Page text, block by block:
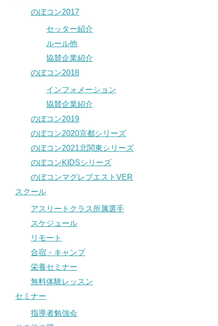
のぼコン2017
セッター紹介
ルール他
協賛企業紹介
のぼコン2018
インフォメーション
協賛企業紹介
のぼコン2019
のぼコン2020京都シリーズ
のぼコン2021北関東シリーズ
のぼコンKIDSシリーズ
のぼコンマグレブエストVER
スクール
アスリートクラス所属選手
スケジュール
リモート
合宿・キャンプ
栄養セミナー
無料体験レッスン
セミナー
指導者勉強会